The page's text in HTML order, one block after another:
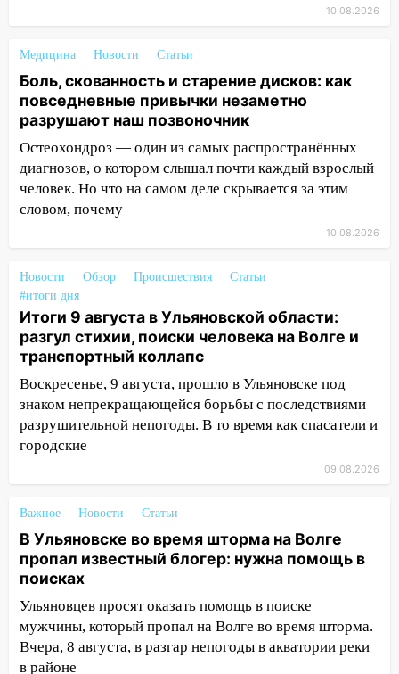
В Ульяновске во время шторма на
помощь в поисках
15:28 Соцсети: на «Ауди» упало дерево
в Новом городе
15:12 В Ульяновске выгорела кухня в
многоэтажке
14:18 Гинеколог рассказала о том, с
какими сложностями сталкиваются
13:02
Соцсети: на улице Розы
Люксембург дерево упало на
автомобиль
13:00 «Благоприятный период для
новых начинаний: гороскоп для всех
знаков зодиака на неделю с 10 по 16
августа
13:00 На проспекте Тюленева в
Ульяновске образовалось «море»
крупный град
12:11 Где есть бензин в Ульяновске 9
августа: список АЗС
11:55 Соцсети: светофор упал на
машину во время сильного ливня в
Ульяновске
11:00
В Ульяновской области люди в
10.08.2026
Медицина Новости Статьи
Боль, скованность и старение дисков: как
повседневные привычки незаметно
разрушают наш позвоночник
Остеохондроз — один из самых распространённых
диагнозов, о котором слышал почти каждый взрослый
человек. Но что на самом деле скрывается за этим
словом, почему
10.08.2026
Новости Обзор Происшествия
Статьи
#итоги дня
Итоги 9 августа в Ульяновской области:
разгул стихии, поиски человека на Волге и
транспортный коллапс
Воскресенье, 9 августа, прошло в Ульяновске под
знаком непрекращающейся борьбы с последствиями
разрушительной непогоды. В то время как спасатели и
городские
09.08.2026
Важное Новости Статьи
В Ульяновске во время шторма на Волге
пропал известный блогер: нужна помощь в
поисках
Ульяновцев просят оказать помощь в поиске
мужчины, который пропал на Волге во время шторма.
Вчера, 8 августа, в разгар непогоды в акватории реки
в районе